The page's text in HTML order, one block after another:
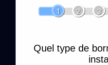
1 2 3
Quel type de